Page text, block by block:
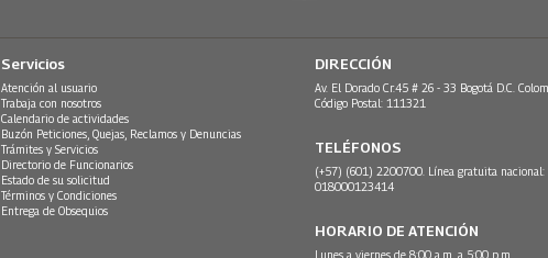
Servicios
Atención al usuario
Trabaja con nosotros
Calendario de actividades
Buzón Peticiones, Quejas, Reclamos y Denuncias
Trámites y Servicios
Directorio de Funcionarios
Estado de su solicitud
Términos y Condiciones
Entrega de Obsequios
DIRECCIÓN
Av. El Dorado Cr.45 # 26 - 33 Bogotá D.C.
Código Postal: 111321
TELÉFONOS
(+57) (601) 2200700. Línea gratuita nacional:
018000123414
HORARIO DE ATENCIÓN
Lunes a viernes de 8:00 a.m. a 5:00 p.m.